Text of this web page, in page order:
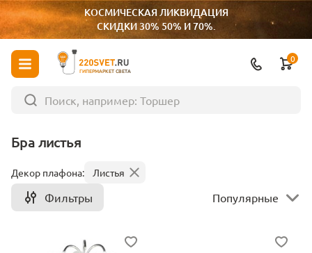
КОСМИЧЕСКАЯ ЛИКВИДАЦИЯ
СКИДКИ 30% 50% И 70%.
ГИПЕРМАРКЕТ СВЕТА
0
Бра листья
Декор плафона: Листья
Фильтры Популярные